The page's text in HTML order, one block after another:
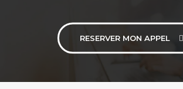
RESERVER MON APPEL